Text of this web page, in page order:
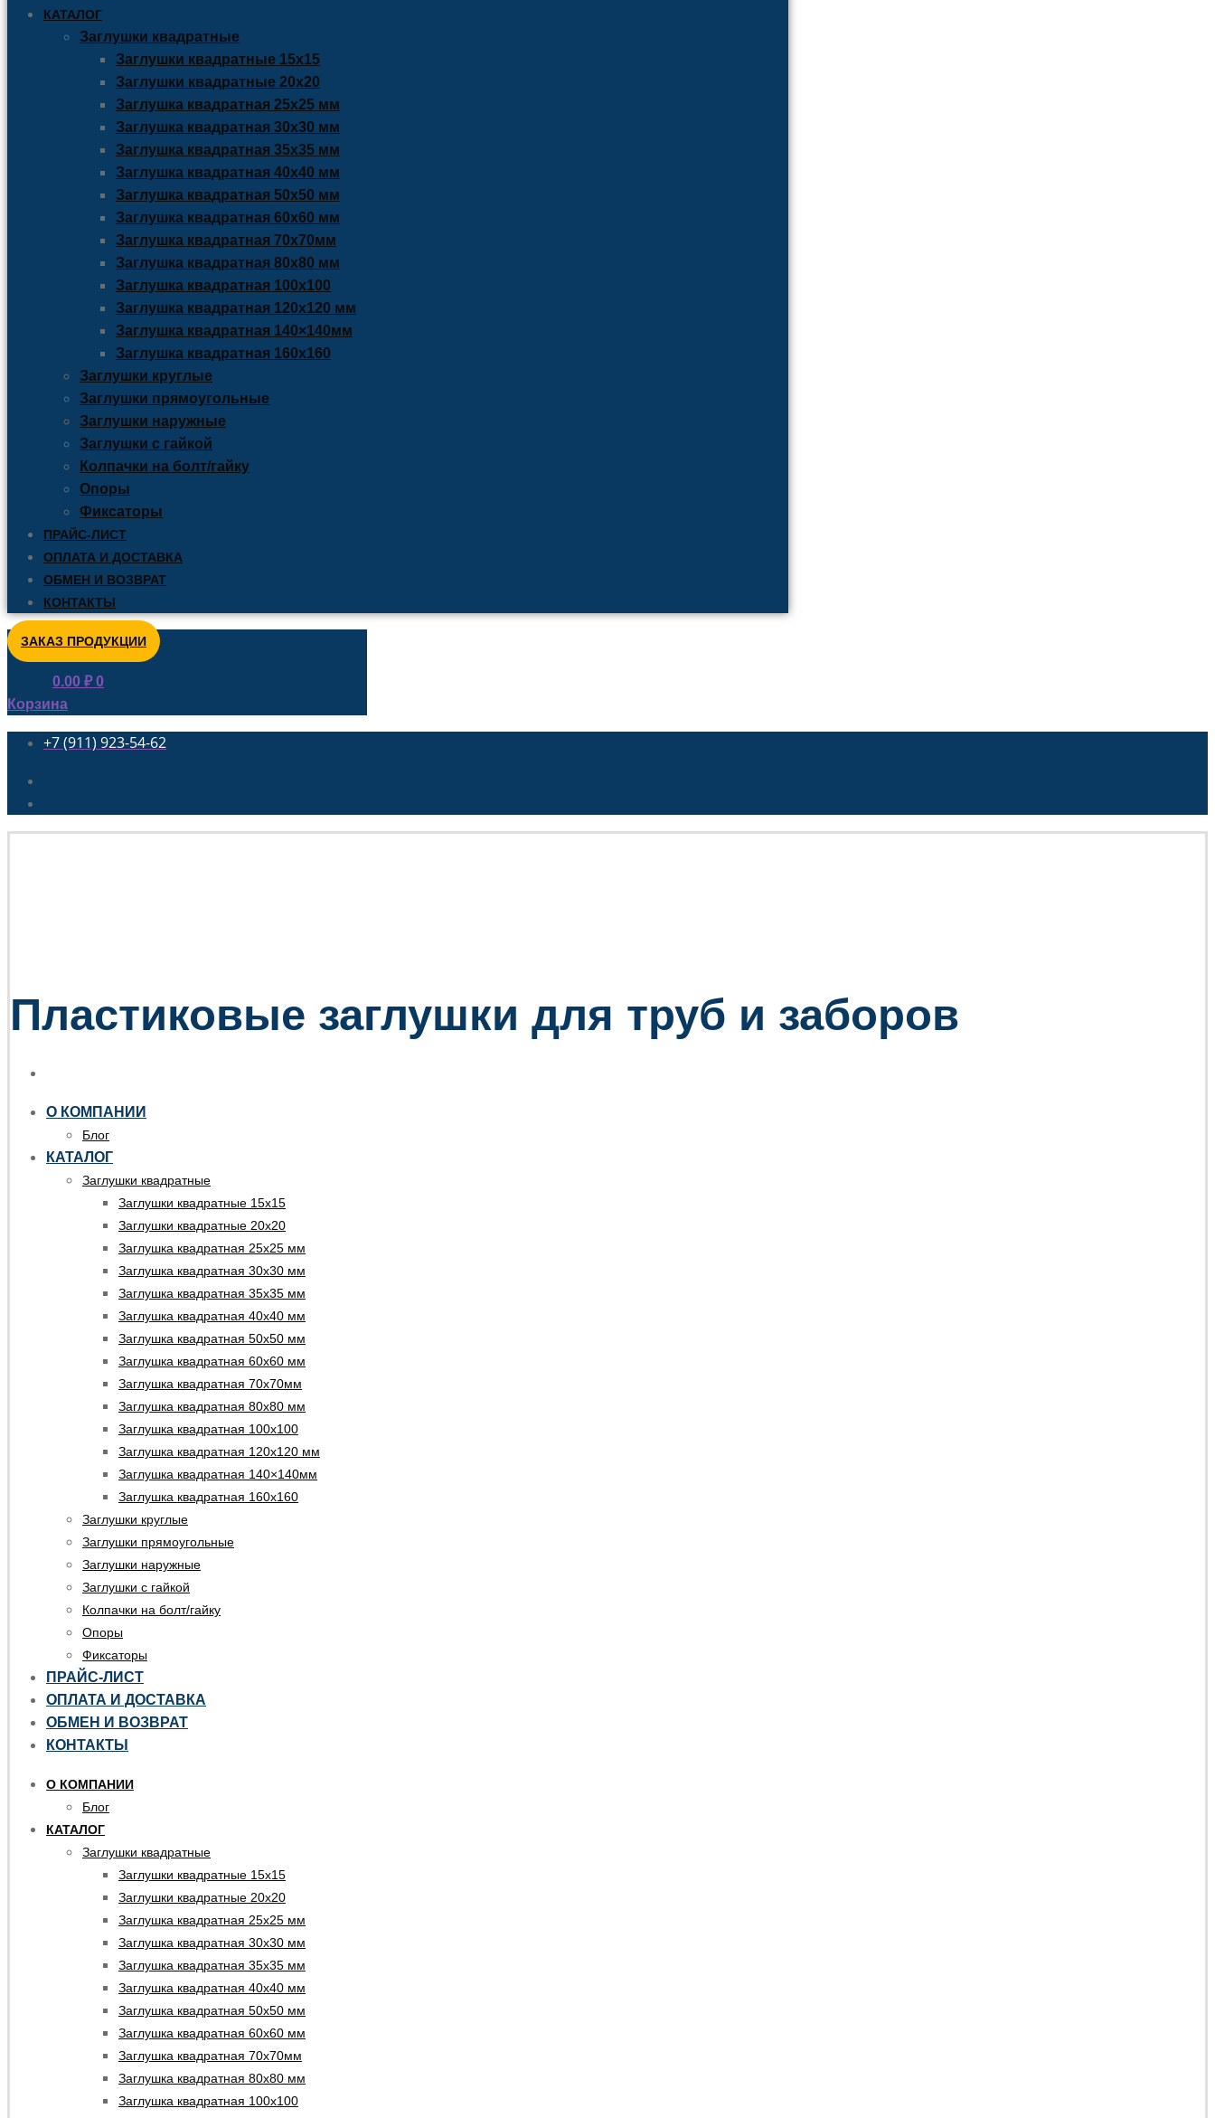
КАТАЛОГ
Заглушки квадратные
Заглушки квадратные 15х15
Заглушки квадратные 20х20
Заглушка квадратная 25х25 мм
Заглушка квадратная 30х30 мм
Заглушка квадратная 35х35 мм
Заглушка квадратная 40х40 мм
Заглушка квадратная 50х50 мм
Заглушка квадратная 60х60 мм
Заглушка квадратная 70х70мм
Заглушка квадратная 80х80 мм
Заглушка квадратная 100х100
Заглушка квадратная 120х120 мм
Заглушка квадратная 140×140мм
Заглушка квадратная 160х160
Заглушки круглые
Заглушки прямоугольные
Заглушки наружные
Заглушки с гайкой
Колпачки на болт/гайку
Опоры
Фиксаторы
ПРАЙС-ЛИСТ
ОПЛАТА И ДОСТАВКА
ОБМЕН И ВОЗВРАТ
КОНТАКТЫ
ЗАКАЗ ПРОДУКЦИИ
0.00 ₽ 0
Корзина
+7 (911) 923-54-62
Пластиковые заглушки для труб и заборов
О КОМПАНИИ
Блог
КАТАЛОГ
Заглушки квадратные
Заглушки квадратные 15х15
Заглушки квадратные 20х20
Заглушка квадратная 25х25 мм
Заглушка квадратная 30х30 мм
Заглушка квадратная 35х35 мм
Заглушка квадратная 40х40 мм
Заглушка квадратная 50х50 мм
Заглушка квадратная 60х60 мм
Заглушка квадратная 70х70мм
Заглушка квадратная 80х80 мм
Заглушка квадратная 100х100
Заглушка квадратная 120х120 мм
Заглушка квадратная 140×140мм
Заглушка квадратная 160х160
Заглушки круглые
Заглушки прямоугольные
Заглушки наружные
Заглушки с гайкой
Колпачки на болт/гайку
Опоры
Фиксаторы
ПРАЙС-ЛИСТ
ОПЛАТА И ДОСТАВКА
ОБМЕН И ВОЗВРАТ
КОНТАКТЫ
О КОМПАНИИ
Блог
КАТАЛОГ
Заглушки квадратные
Заглушки квадратные 15х15
Заглушки квадратные 20х20
Заглушка квадратная 25х25 мм
Заглушка квадратная 30х30 мм
Заглушка квадратная 35х35 мм
Заглушка квадратная 40х40 мм
Заглушка квадратная 50х50 мм
Заглушка квадратная 60х60 мм
Заглушка квадратная 70х70мм
Заглушка квадратная 80х80 мм
Заглушка квадратная 100х100